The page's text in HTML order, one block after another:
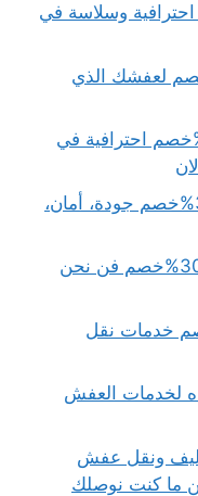
بمكة بـ35%خصم احترافية وسلاسة في
عفش بمكة بـ35%خصم لعفشك الذي
عفش من مكة للطائف بـ35%خصم احترافية في
افضل شركه نقل عفش بمكه بـ35%خصم جودة، أمان،
شركات نقل عفش جدة مرجان بـ30%خصم فن نحن
جدة بـ30%خصم خدمات نقل
جده لخدمات العفش
ونقل عفش